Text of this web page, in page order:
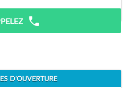
D'OUVERTURE